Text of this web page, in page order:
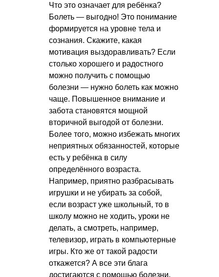
Что это означает для ребёнка?
Болеть — выгодно! Это понимание
формируется на уровне тела и
сознания. Скажите, какая
мотивация выздоравливать? Если
столько хорошего и радостного
можно получить с помощью
болезни — нужно болеть как можно
чаще. Повышенное внимание и
забота становятся мощной
вторичной выгодой от болезни.
Более того, можно избежать многих
неприятных обязанностей, которые
есть у ребёнка в силу
определённого возраста.
Например, приятно разбрасывать
игрушки и не убирать за собой,
если возраст уже школьный, то в
школу можно не ходить, уроки не
делать, а смотреть, например,
телевизор, играть в компьютерные
игры. Кто же от такой радости
откажется? А все эти блага
достигаются с помощью болезни.